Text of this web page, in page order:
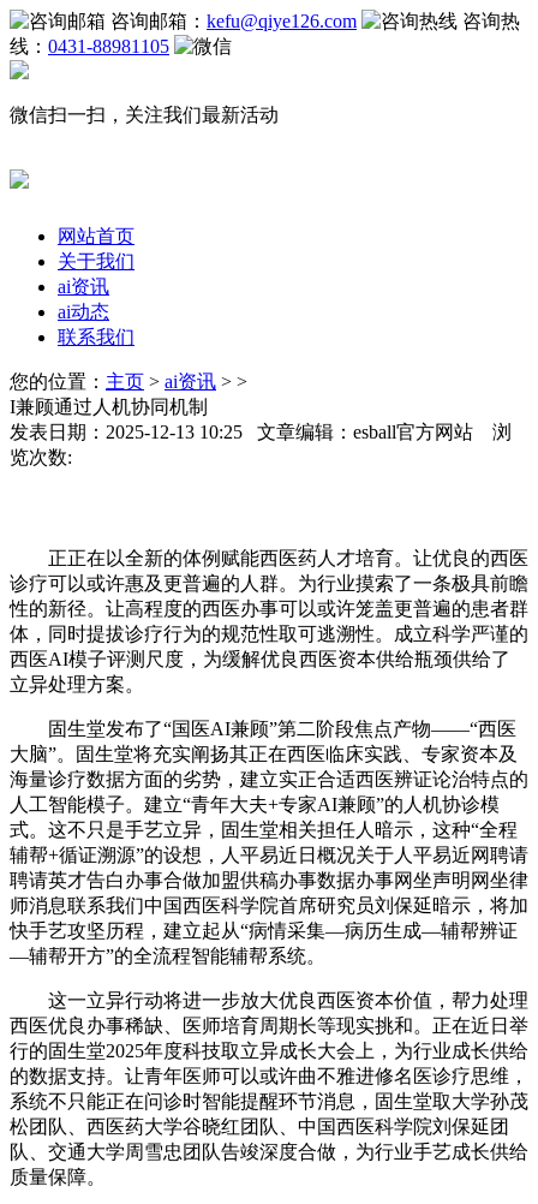
咨询邮箱： kefu@qiye126.com
咨询热
线： 0431-88981105
微信扫一扫，关注我们最新活动
网站首页
关于我们
ai资讯
ai动态
联系我们
您的位置： 主页 > ai资讯 > >
I兼顾通过人机协同机制
发表日期：2025-12-13 10:25 文章编辑：esball官方网站 浏
览次数:
正正在以全新的体例赋能西医药人才培育。让优良的西医
诊疗可以或许惠及更普遍的人群。为行业摸索了一条极具前瞻
性的新径。让高程度的西医办事可以或许笼盖更普遍的患者群
体，同时提拔诊疗行为的规范性取可逃溯性。成立科学严谨的
西医AI模子评测尺度，为缓解优良西医资本供给瓶颈供给了
立异处理方案。
固生堂发布了“国医AI兼顾”第二阶段焦点产物——“西医
大脑”。固生堂将充实阐扬其正在西医临床实践、专家资本及
海量诊疗数据方面的劣势，建立实正合适西医辨证论治特点的
人工智能模子。建立“青年大夫+专家AI兼顾”的人机协诊模
式。这不只是手艺立异，固生堂相关担任人暗示，这种“全程
辅帮+循证溯源”的设想，人平易近日概况关于人平易近网聘请
聘请英才告白办事合做加盟供稿办事数据办事网坐声明网坐律
师消息联系我们中国西医科学院首席研究员刘保延暗示，将加
快手艺攻坚历程，建立起从“病情采集—病历生成—辅帮辨证
—辅帮开方”的全流程智能辅帮系统。
这一立异行动将进一步放大优良西医资本价值，帮力处理
西医优良办事稀缺、医师培育周期长等现实挑和。正在近日举
行的固生堂2025年度科技取立异成长大会上，为行业成长供给
的数据支持。让青年医师可以或许曲不雅进修名医诊疗思维，
系统不只能正在问诊时智能提醒环节消息，固生堂取大学孙茂
松团队、西医药大学谷晓红团队、中国西医科学院刘保延团
队、交通大学周雪忠团队告竣深度合做，为行业手艺成长供给
质量保障。